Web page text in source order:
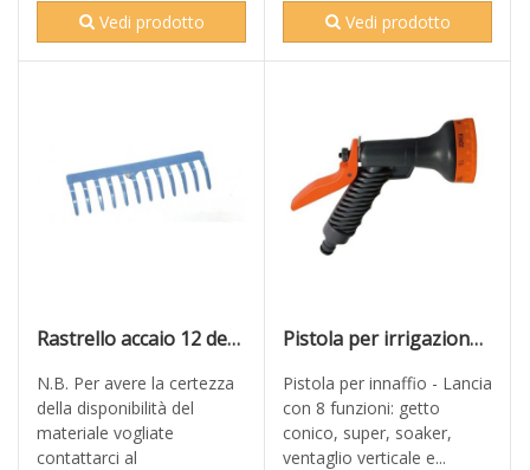
Vedi prodotto Vedi prodotto
Rastrello accaio 12 denti con attacco conico portamanico
N.B. Per avere la certezza
della disponibilità del
materiale vogliate
contattarci al
Pistola per irrigazione con 8 funzioni e regolazione flusso PAPILLON
Pistola per innaffio - Lancia
con 8 funzioni: getto
conico, super, soaker,
ventaglio verticale e...